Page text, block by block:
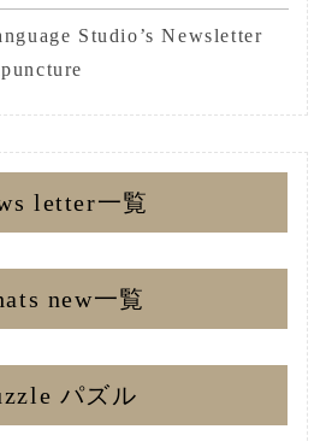
Studio’s Newsletter
letter一覧
new一覧
パズル